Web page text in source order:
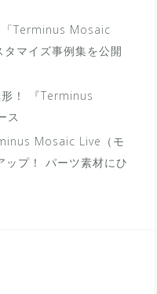
「Terminus Mosaic
マイズ事例集を公開
！ 『Terminus
ス
Mosaic Live（モ
ップ！ パーツ素材にひ